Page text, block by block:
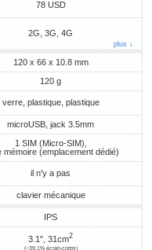
78 USD
2G, 3G, 4G
plus ↓
120 x 66 x 10.8 mm
120 g
verre, plastique, plastique
microUSB, jack 3.5mm
1 SIM (Micro-SIM),
mémoire (emplacement dédié)
il n'y a pas
clavier mécanique
IPS
3.1", 31cm2
(~39.1% écran-corps)